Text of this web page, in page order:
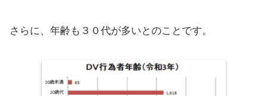
さらに、年齢も３０代が多いとのことです。